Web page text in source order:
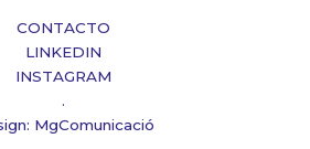
CONTACTO
LINKEDIN
INSTAGRAM
.
MgComunicació